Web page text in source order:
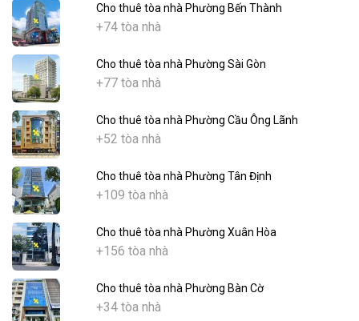
Cho thuê tòa nhà Phường Bến Thành
+74 tòa nhà
Cho thuê tòa nhà Phường Sài Gòn
+77 tòa nhà
Cho thuê tòa nhà Phường Cầu Ông Lãnh
+52 tòa nhà
Cho thuê tòa nhà Phường Tân Định
+109 tòa nhà
Cho thuê tòa nhà Phường Xuân Hòa
+156 tòa nhà
Cho thuê tòa nhà Phường Bàn Cờ
+34 tòa nhà